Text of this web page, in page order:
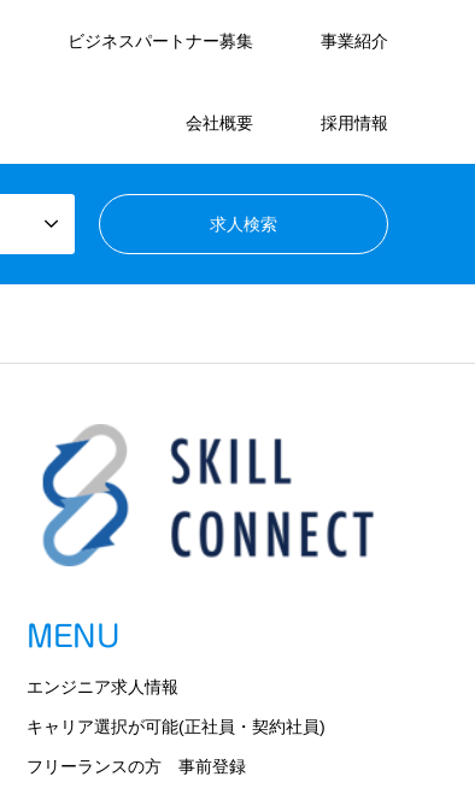
ビジネスパートナー募集 事業紹介
会社概要 採用情報
MENU
エンジニア求人情報
キャリア選択が可能(正社員・契約社員)
フリーランスの方 事前登録